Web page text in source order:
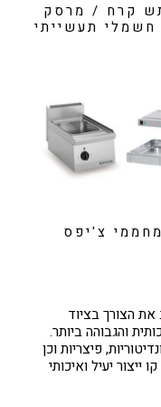
קרח / מרסק
חשמלי תעשייתי
מחממי צ'יפס
הצורך בציוד
והגבוהה ביותר.
פיצריות וכן
יעיל ואיכותי